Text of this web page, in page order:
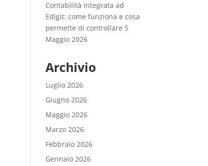
Contabilità integrata ad
Edigit: come funziona e cosa
permette di controllare 5
Maggio 2026
Archivio
Luglio 2026
Giugno 2026
Maggio 2026
Marzo 2026
Febbraio 2026
Gennaio 2026